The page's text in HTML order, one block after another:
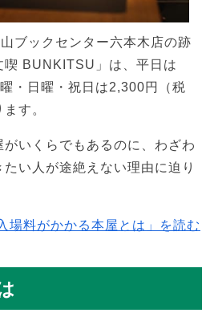
ブックセンター六本木店の跡
喫 BUNKITSU」は、平日は
・日曜・祝日は2,300円（税
す。
いくらでもあるのに、わざわ
い人が途絶えない理由に迫り
入場料がかかる本屋とは」を読む